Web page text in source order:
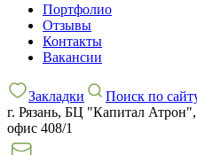
Портфолио
Отзывы
Контакты
Вакансии
Закладки
Поиск по
г. Рязань, БЦ "Капитал
офис 408/1